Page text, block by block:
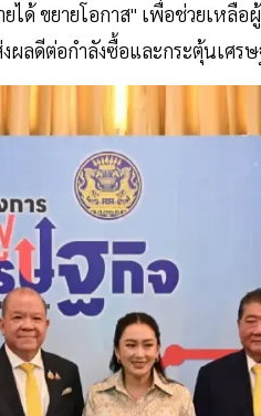
ได้ ขยายโอกาส" เพื่อช่วยเหลื
ผลดีต่อกำลังซื้อและกระตุ้นเศร